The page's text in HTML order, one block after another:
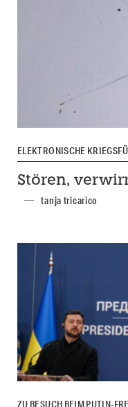
ELEKTRONISCHE
Stören,
tanja tricarico
ZU BESUCH BEIM PUTIN-